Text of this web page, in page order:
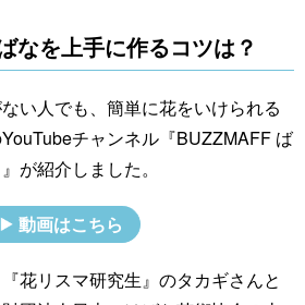
なを上手に作るコツは？
い人でも、簡単に花をいけられる
チャンネル『BUZZMAFF ば
が紹介しました。
動画はこちら
花リスマ研究生』のタカギさんと